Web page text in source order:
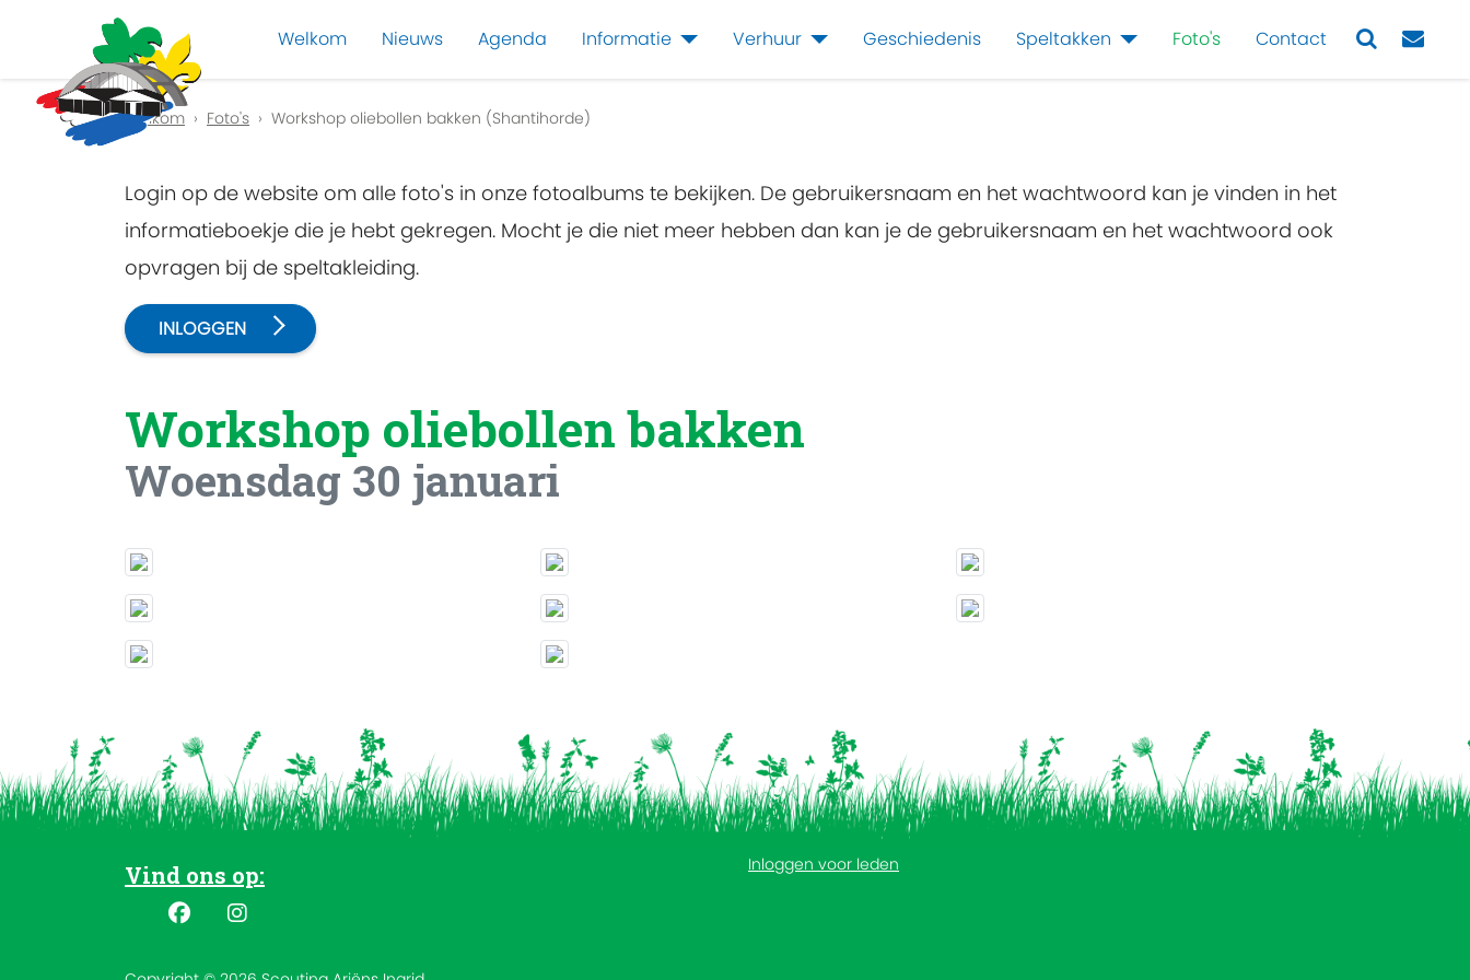
Welkom Nieuws Agenda Informatie Verhuur Geschiedenis Speltakken Foto's Contact
Previous
Welkom Foto's Workshop oliebollen bakken (Shantihorde)
Login op de website om alle foto's in onze fotoalbums te bekijken. De gebruikersnaam en het wachtwoord kan je vinden in het
informatieboekje die je hebt gekregen. Mocht je die niet meer hebben dan kan je de gebruikersnaam en het wachtwoord ook
opvragen bij de speltakleiding.
INLOGGEN
Workshop oliebollen bakken
Woensdag 30 januari
Vind ons op: Inloggen voor leden